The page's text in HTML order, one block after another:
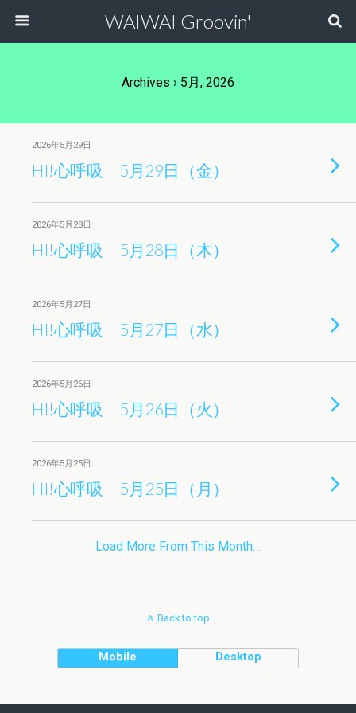
WAIWAI Groovin'
Archives › 5月, 2026
2026年5月29日
HI!心呼吸 5月29日（金）
2026年5月28日
HI!心呼吸 5月28日（木）
2026年5月27日
HI!心呼吸 5月27日（水）
2026年5月26日
HI!心呼吸 5月26日（火）
2026年5月25日
HI!心呼吸 5月25日（月）
Load More From This Month…
Back to top
Mobile Desktop